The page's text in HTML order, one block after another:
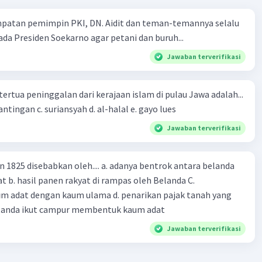
VOC, yang memberi mereka akses ke pasar Eropa.
tetap kuat di Batavia, perjanjian dagang ini dapat terus
memberikan manfaat ekonomi bagi Banten.
wilayah tersebut. Banten mungkin tidak ingin kekuatan
Mataram atau VOC menjadi terlalu dominan karena itu
kedaulatan dan kepentingan mereka sendiri.
itu, Banten sendiri juga mengalami tekanan dan
VOC dalam sejarahnya. Meskipun Banten mungkin
pada saat itu, hubungan antara pihak-pihak ini tidak
dan berbagai perubahan politik dan konflik masih
mendatang.
pemimpin PKI, DN. Aidit dan teman-temannya selalu
Presiden Soekarno agar petani dan buruh...
Jawaban terverifikasi
peninggalan dari kerajaan islam di pulau Jawa adalah...
a. tua palopo b. mantingan c. suriansyah d. al-halal e. gayo lues
Jawaban terverifikasi
1825 disebabkan oleh.... a. adanya bentrok antara belanda
b. hasil panen rakyat di rampas oleh Belanda C.
adat dengan kaum ulama d. penarikan pajak tanah yang
ikut campur membentuk kaum adat
Jawaban terverifikasi